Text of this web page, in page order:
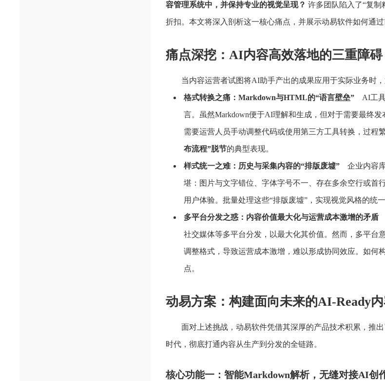
容管理系统中，并保持专业的视觉呈现？ 许多团队陷入了“复
折扣。本文将深入剖析这一核心痛点，并展示动易软件如何通
痛点深挖：AI内容高效落地的三重障碍
当内容运营者试图将AI助手产出的成果应用于实际业务时
格式转换之痛：Markdown与HTML的“语言壁垒” AI工具
言。虽然Markdown便于AI理解和生成，但对于需要最终
需要运营人员手动调整代码或使用第三方工具转换，过程
布流程”脱节的典型表现。
样式统一之难：历史与采集内容的“排版废墟” 企业内容
堪：图片与文字错位、字体字号不一、存在多余空行或首
用户体验。批量处理这些“排版废墟”，实现视觉风格的统
多平台分发之惑：内容价值最大化与运营成本激增的矛盾
社交媒体等多平台分发，以最大化其价值。然而，多平台
调整格式，导致运营成本激增，难以形成协同效应。如何
点。
动易方案：构建面向未来的AI-Ready
面对上述挑战，动易软件凭借其深厚的产品技术积累，推
时代，彻底打通内容从生产到分发的全链路。
核心功能一：智能Markdown解析，无缝对接AI创